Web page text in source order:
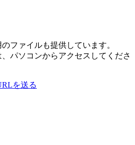
ファイルも提供しています。
パソコンからアクセスしてくださ
を送る